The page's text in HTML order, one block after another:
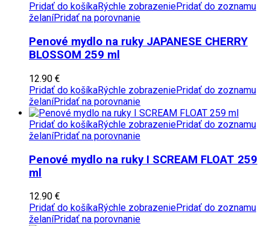
Pridať do košíkaRýchle zobrazeniePridať do zoznamu
želaníPridať na porovnanie
Penové mydlo na ruky JAPANESE CHERRY
BLOSSOM 259 ml
12.90 €
Pridať do košíkaRýchle zobrazeniePridať do zoznamu
želaníPridať na porovnanie
Pridať do košíkaRýchle zobrazeniePridať do zoznamu
želaníPridať na porovnanie
Penové mydlo na ruky I SCREAM FLOAT 259
ml
12.90 €
Pridať do košíkaRýchle zobrazeniePridať do zoznamu
želaníPridať na porovnanie